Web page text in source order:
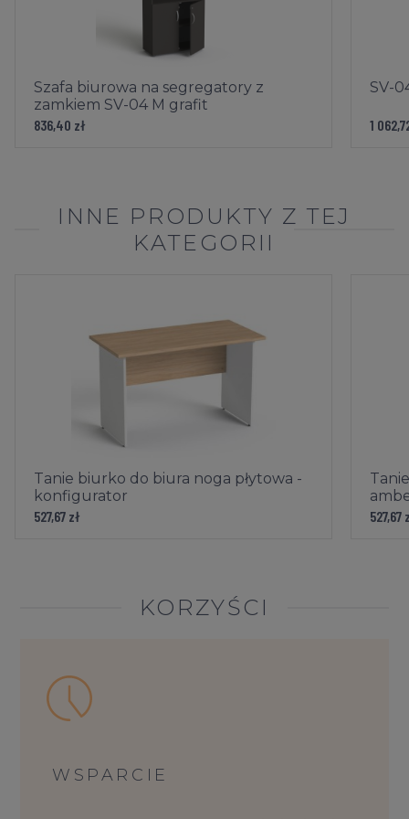
Szafa biurowa na segregatory z
zamkiem SV-04 M grafit
836,40 zł
SV-
1
INNE PRODUKTY Z TEJ
KATEGORII
Tanie biurko do biura noga płytowa -
konfigurator
527,67 zł
527,67
KORZYŚCI
WSPARCIE